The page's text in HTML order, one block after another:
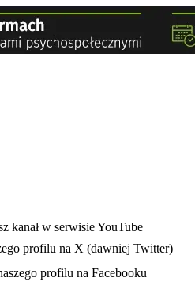
karcie
w nowej karcie
kanał w serwisie YouTube
profilu na X (dawniej Twitter)
w nowej karcieprofilu na Facebooku